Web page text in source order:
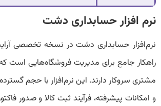
نرم افزار حسابداری دشت
نرم‌افزار حسابداری دشت در نسخه تخصصی
راهکار جامع برای مدیریت فروشگاه‌هایی است که
مشتری سروکار دارند. این نرم‌افزار با حجم
و امکانات پیشرفته، فرآیند ثبت کالا و صدور